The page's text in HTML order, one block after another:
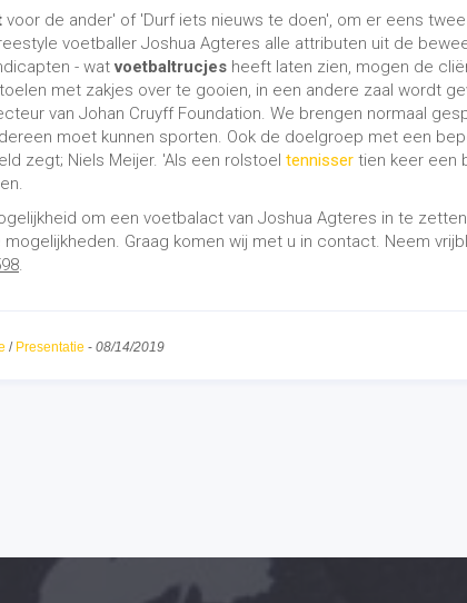
voor de ander' of 'Durf iets nieuws te doen', om er eens
voetballer Joshua Agteres alle attributen uit de
- watvoetbaltrucjes heeft laten zien, mogen de
met zakjes over te gooien, in een andere zaal wordt
van Johan Cruyff Foundation. We brengen normaal
moet kunnen sporten. Ook de doelgroep met een
zegt; Niels Meijer. 'Als een rolstoel tennisser tien keer een
om een voetbalact van Joshua Agteres in te
mogelijkheden. Graag komen wij met u in contact. Neem
.
/ Presentatie - 08/14/2019